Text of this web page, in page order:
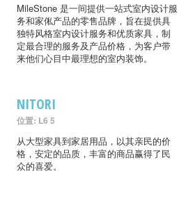
MileStone 是一间提供一站式室内设计服
务和家俬产品的零售品牌，旨在提供具
独特风格室内设计服务和优质家具，制
定最合理的服务及产品价格，为客户带
来他们心目中最理想的室内装饰。
NITORI
位置: L6 5
从大型家具到家居用品，以其亲民的价
格，安定的品质，丰富的商品赢得了民
众的喜爱。